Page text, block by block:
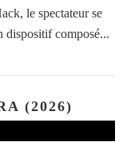
le spectateur se
dispositif composé...
(2026)